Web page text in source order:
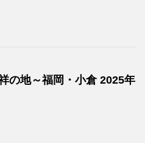
の地～福岡・小倉 2025年